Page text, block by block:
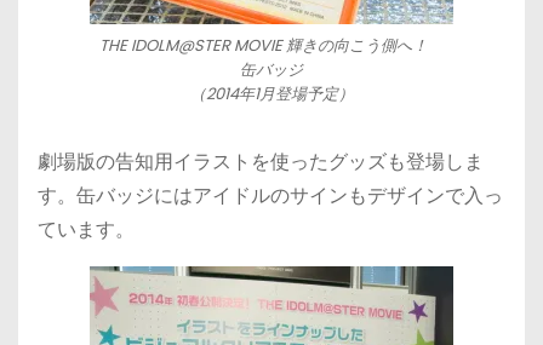
THE IDOLM@STER MOVIE 輝きの向こう側へ！
缶バッジ
（2014年1月登場予定）
劇場版の告知用イラストを使ったグッズも登場しま
す。缶バッジにはアイドルのサインもデザインで入っ
ています。